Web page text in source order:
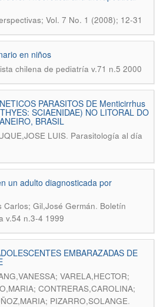
Vol. 7 No. 1 (2008); 12-31
en niños
chilena de pediatría v.71 n.5 2000
PARASITOS DE Menticirrhus
SCIAENIDAE) NO LITORAL DO
BRASIL
LUIS. Parasitología al día
un adulto diagnosticada por
Gil,José Germán. Boletín
v.54 n.3-4 1999
EMBARAZADAS DE
VARELA,HECTOR;
CONTRERAS,CAROLINA;
PIZARRO,SOLANGE.